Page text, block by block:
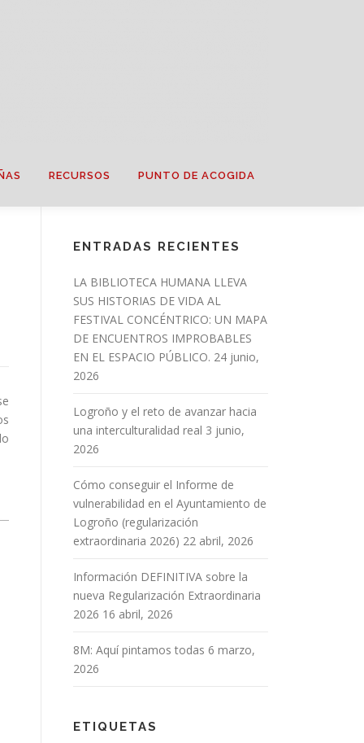
RECURSOS PUNTO DE ACOGIDA
ENTRADAS RECIENTES
LA BIBLIOTECA HUMANA LLEVA
SUS HISTORIAS DE VIDA AL
FESTIVAL CONCÉNTRICO: UN MAPA
DE ENCUENTROS IMPROBABLES
EN EL ESPACIO PÚBLICO. 24 junio,
2026
Logroño y el reto de avanzar hacia
una interculturalidad real 3 junio,
2026
Cómo conseguir el Informe de
vulnerabilidad en el Ayuntamiento de
Logroño (regularización
extraordinaria 2026) 22 abril, 2026
Información DEFINITIVA sobre la
nueva Regularización Extraordinaria
2026 16 abril, 2026
8M: Aquí pintamos todas 6 marzo,
2026
ETIQUETAS